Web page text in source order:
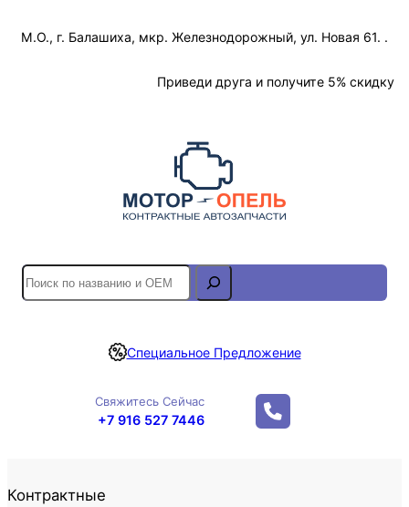
М.О., г. Балашиха, мкр. Железнодорожный, ул. Новая 61. .
Приведи друга и получите 5% скидку
S
e
r
Специальное Предложение
Свяжитесь Сейчас
+7 916 527 7446
Контрактные